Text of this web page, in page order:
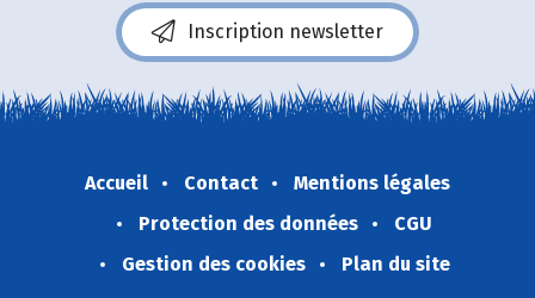
Inscription newsletter
Accueil Contact
Mentions légales
Protection des données
CGU
Gestion des cookies
Plan du site